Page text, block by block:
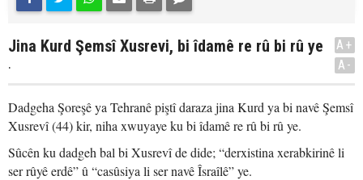
Jina Kurd Şemsî Xusrevi, bi îdamê re rû bi rû ye
.
A+
A-
Dadgeha Şoreşê ya Tehranê piştî daraza jina Kurd ya bi navê Şemsî
Xusrevî (44) kir, niha xwuyaye ku bi îdamê re rû bi rû ye.
Sûcên ku dadgeh bal bi Xusrevî de dide; “derxistina xerabkirinê li
ser rûyê erdê” û “casûsiya li ser navê Îsraîlê” ye.